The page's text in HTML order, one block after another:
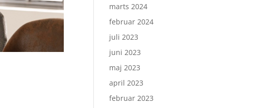
marts 2024
februar 2024
juli 2023
juni 2023
maj 2023
april 2023
februar 2023